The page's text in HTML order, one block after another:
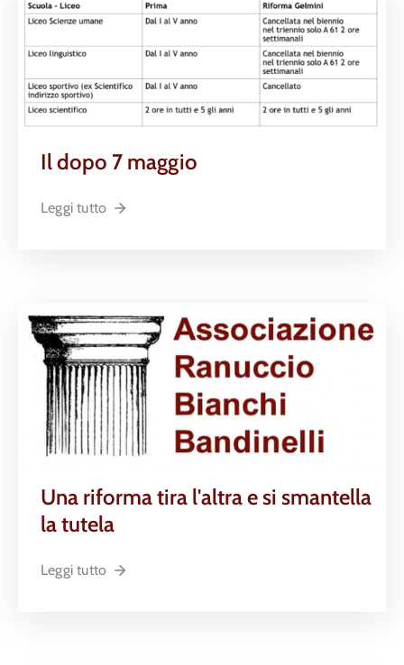
Il dopo 7 maggio
Leggi tutto
Una riforma tira l'altra e si smantella
la tutela
Leggi tutto